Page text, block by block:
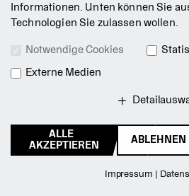
Komische Oper Berlin @
18.00 Uhr
Termin speichern
WIEDERAUFNAHME
Choreographie vonMarcos
Musik vonClara Aguilar
Informationen. Unten können Sie
Technologien Sie zulassen wollen.
Notwendige Cookies
Externe Medien
ALLE
AKZEPTIEREN
ABLEHNEN
Impressum |